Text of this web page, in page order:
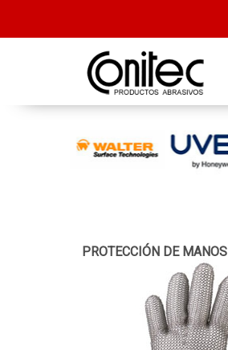
PROTECCIÓN DE MANOS